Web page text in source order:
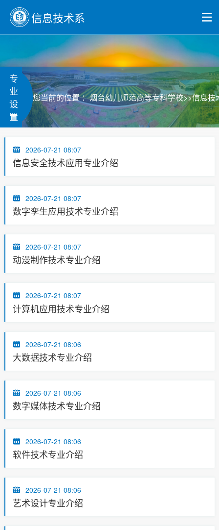
信息技术系
专
业
设
置
您当前的位置 ：烟台幼儿师范高等专科学校>>信息技
2026-07-21 08:07
信息安全技术应用专业介绍
2026-07-21 08:07
数字孪生应用技术专业介绍
2026-07-21 08:07
动漫制作技术专业介绍
2026-07-21 08:07
计算机应用技术专业介绍
2026-07-21 08:06
大数据技术专业介绍
2026-07-21 08:06
数字媒体技术专业介绍
2026-07-21 08:06
软件技术专业介绍
2026-07-21 08:06
艺术设计专业介绍